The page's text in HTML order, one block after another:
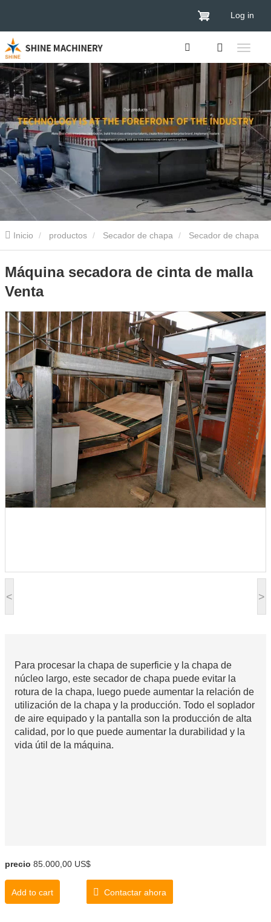
Log in
Inicio productos Secador de chapa Secador de chapa
de banda de malla Máquina secadora de cinta de malla Venta
< >
Máquina secadora de cinta de malla
Venta
Para procesar la chapa de superficie y la chapa de
núcleo largo, este secador de chapa puede evitar la
rotura de la chapa, luego puede aumentar la relación de
utilización de la chapa y la producción. Todo el soplador
de aire equipado y la pantalla son la producción de alta
calidad, por lo que puede aumentar la durabilidad y la
vida útil de la máquina.
precio 85.000,00 US$
Add to cart Contactar ahora